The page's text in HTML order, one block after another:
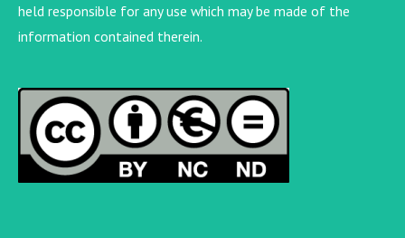
held responsible for any use which may be made of the
information contained therein.